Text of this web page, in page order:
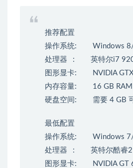
推荐配置
操作系统: Windows 8/
处理器 : 英特尔i7 920
图形显卡: NVIDIA GTX
内存容量: 16 GB RAM
硬盘空间: 需要 4 GB
最低配置
操作系统: Windows 7/
处理器 : 英特尔酷睿2四
图形显卡: NVIDIA GT